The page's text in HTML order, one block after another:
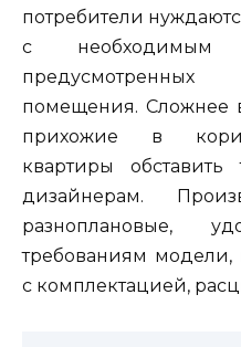
потребители
с необходимым
помещения. Сложнее
прихожие в
квартиры
дизайнерам.
разноплановые,
требованиям модели,
с комплектацией,